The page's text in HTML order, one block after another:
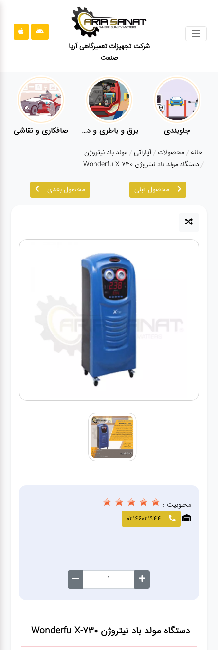
شرکت تجهیزات تعمیرگاهی آریا
صنعت
قوانین
سایت
ارتباط
درباره
ما
آپاراتی
دیاگ
لوازم
معاینه
برق و باطری و دیاگ صافکاری و نقاشی
خانه محصولات آپاراتی مولد باد نیتروژن
دستگاه مولد باد نیتروژن Wonderfu X-730
محصول قبلی محصول بعدی
دستگاه مولد باد نیتروژن Wonderfu X-730
محبوبیت :
02166021944